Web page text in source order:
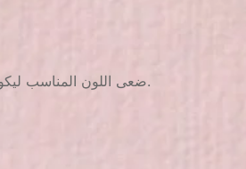
1. ضعى اللون المناسب ليكون خلفية لرسمتك ويفضل اللون الأبيض للحصول على أفضل نتيجة واتركيه ليجف جيدا.